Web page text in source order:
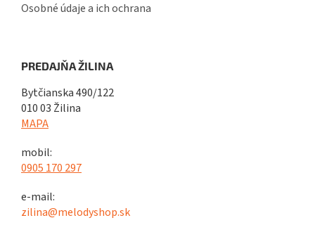
Osobné údaje a ich ochrana
PREDAJŇA ŽILINA
Bytčianska 490/122
010 03 Žilina
MAPA
mobil:
0905 170 297
e-mail:
zilina@melodyshop.sk